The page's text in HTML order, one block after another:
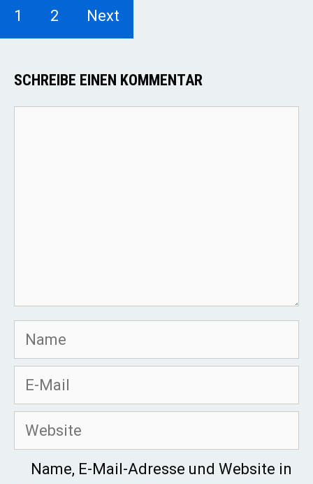
1 2 Next
SCHREIBE EINEN KOMMENTAR
Name
E-
Mail
Website
Name, E-Mail-Adresse und Website in